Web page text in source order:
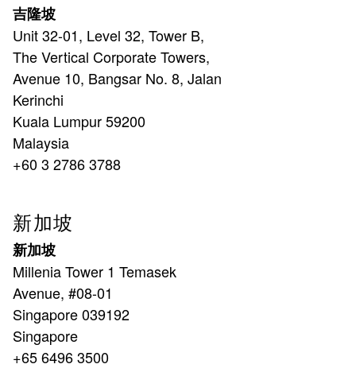
吉隆坡
Unit 32-01, Level 32, Tower B,
The Vertical Corporate Towers,
Avenue 10, Bangsar No. 8, Jalan
Kerinchi
Kuala Lumpur 59200
Malaysia
+60 3 2786 3788
新加坡
新加坡
Millenia Tower 1 Temasek
Avenue, #08-01
Singapore 039192
Singapore
+65 6496 3500